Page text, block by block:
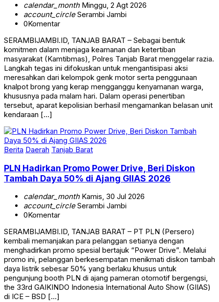
calendar_monthMinggu, 2 Agt 2026
account_circleSerambi Jambi
0Komentar
SERAMBIJAMBI.ID, TANJAB BARAT – Sebagai bentuk
komitmen dalam menjaga keamanan dan ketertiban
masyarakat (Kamtibmas), Polres Tanjab Barat menggelar razia.
Langkah tegas ini difokuskan untuk mengantisipasi aksi
meresahkan dari kelompok genk motor serta penggunaan
knalpot brong yang kerap mengganggu kenyamanan warga,
khususnya pada malam hari. Dalam operasi penertiban
tersebut, aparat kepolisian berhasil mengamankan belasan unit
kendaraan […]
Berita Daerah Tanjab Barat
PLN Hadirkan Promo Power Drive, Beri Diskon
Tambah Daya 50% di Ajang GIIAS 2026
calendar_monthKamis, 30 Jul 2026
account_circleSerambi Jambi
0Komentar
SERAMBIJAMBI.ID, TANJAB BARAT – PT PLN (Persero)
kembali memanjakan para pelanggan setianya dengan
menghadirkan promo spesial bertajuk “Power Drive”. Melalui
promo ini, pelanggan berkesempatan menikmati diskon tambah
daya listrik sebesar 50% yang berlaku khusus untuk
pengunjung booth PLN di ajang pameran otomotif bergengsi,
the 33rd GAIKINDO Indonesia International Auto Show (GIIAS)
di ICE – BSD […]